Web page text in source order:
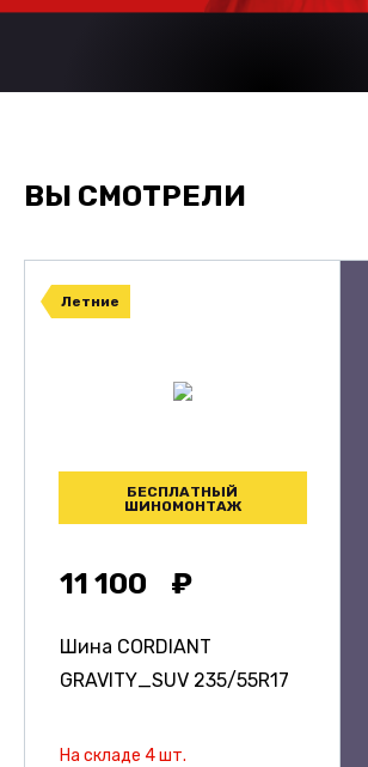
ВЫ СМОТРЕЛИ
Летние
БЕСПЛАТНЫЙ
ШИНОМОНТАЖ
11 100
Шина CORDIANT
GRAVITY_SUV 235/55R17
На складе 4 шт.